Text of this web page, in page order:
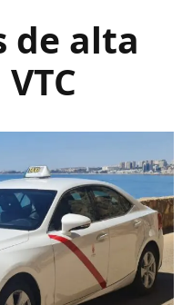
de alta